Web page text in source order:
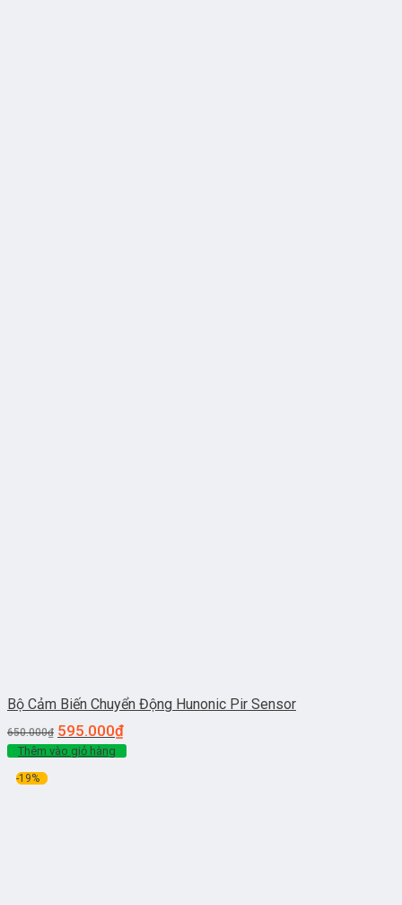
Bộ Cảm Biến Chuyển Động Hunonic Pir Sensor
650.000₫ 595.000₫
Thêm vào giỏ hàng
-19%